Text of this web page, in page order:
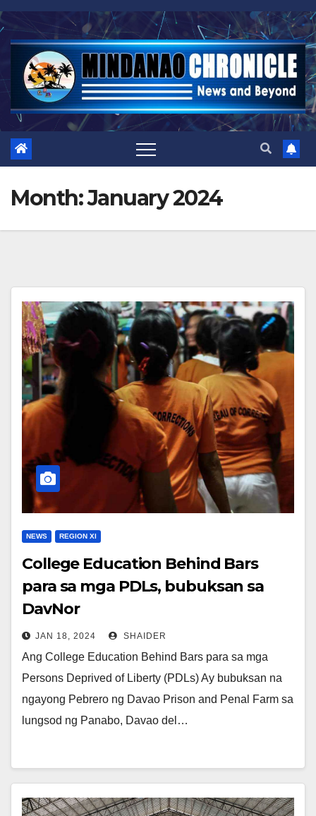
Skip
to
content
Month:January 2024
NEWS REGION XI
College Education Behind Bars
para sa mga PDLs, bubuksan sa
DavNor
JAN 18, 2024 SHAIDER
Ang College Education Behind Bars para sa mga
Persons Deprived of Liberty (PDLs) Ay bubuksan na
ngayong Pebrero ng Davao Prison and Penal Farm sa
lungsod ng Panabo, Davao del…